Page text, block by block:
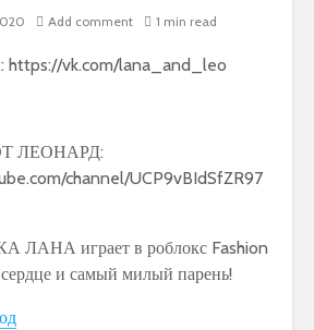
Add comment 1 min read
vk.com/lana_and_leo
ЛЕОНАРД:
channel/UCP9vBIdSfZR97
ЛАНА играет в роблокс Fashion
сердце и самый милый парень!